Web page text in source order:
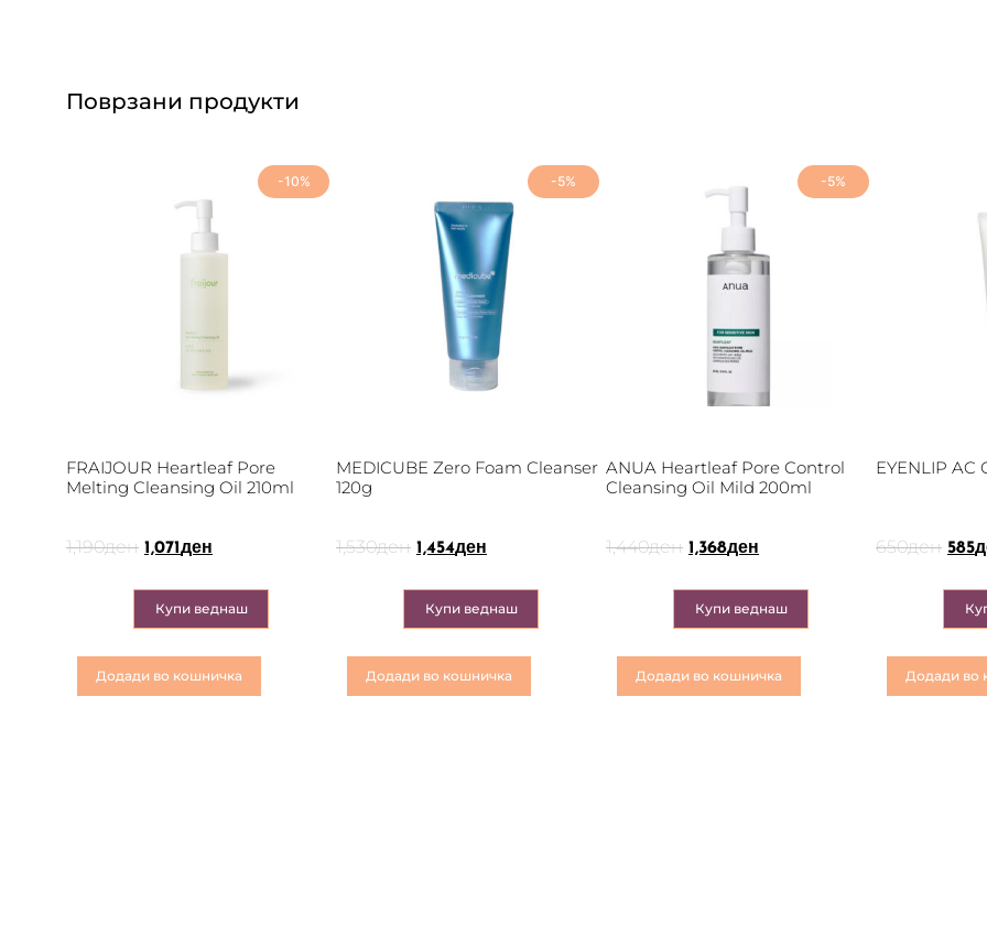
Поврзани продукти
-10%
FRAIJOUR Heartleaf Pore
Melting Cleansing Oil 210ml
1,190ден 1,071 ден
Купи веднаш
Додади во кошничка
-5%
MEDICUBE Zero Foam Cleanser
120g
1,530ден 1,454ден
Купи веднаш
Додади во кошничка
-5%
ANUA Heartleaf Pore Control
Cleansing Oil Mild 200ml
1,440ден 1,368ден
Купи веднаш
Додади во кошничка
EYENLIP AC
650ден 585
Додади во